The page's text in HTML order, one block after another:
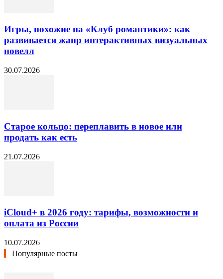
Игры, похожие на «Клуб романтики»: как
развивается жанр интерактивных визуальных
новелл
30.07.2026
Старое кольцо: переплавить в новое или
продать как есть
21.07.2026
iCloud+ в 2026 году: тарифы, возможности и
оплата из России
10.07.2026
Популярные посты